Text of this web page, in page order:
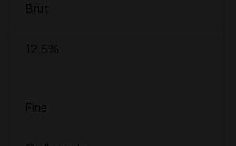
Brut
12,5%
Fine